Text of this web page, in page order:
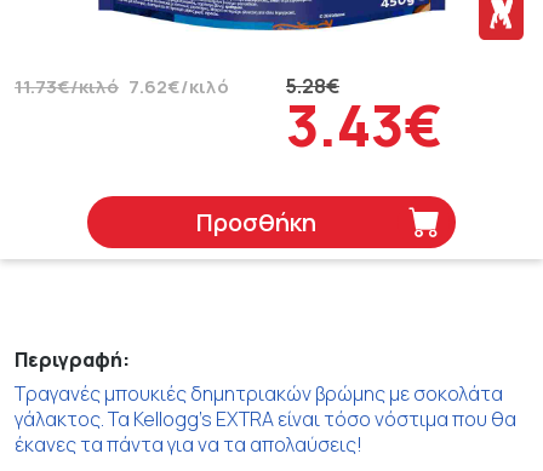
11.73€/κιλό 7.62€/κιλό 5.28€
3.43€
Προσθήκη
Περιγραφή:
Τραγανές μπουκιές δημητριακών βρώμης με σοκολάτα
γάλακτος. Τα Kellogg's EXTRA είναι τόσο νόστιμα που θα
έκανες τα πάντα για να τα απολαύσεις!